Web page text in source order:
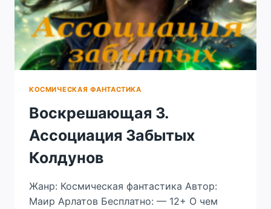
КОСМИЧЕСКАЯ ФАНТАСТИКА
Воскрешающая 3.
Ассоциация Забытых
Колдунов
Жанр: Космическая фантастика Автор:
Маир Арлатов Бесплатно: — 12+ О чем